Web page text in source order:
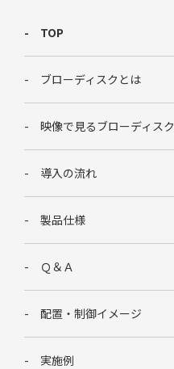
TOP
ブローディスクとは
映像で見るブローディスク
導入の流れ
製品仕様
Ｑ＆Ａ
配置・制御イメージ
実施例